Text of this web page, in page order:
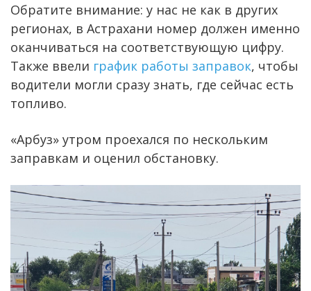
Обратите внимание: у нас не как в других
регионах, в Астрахани номер должен именно
оканчиваться на соответствующую цифру.
Также ввели график работы заправок, чтобы
водители могли сразу знать, где сейчас есть
топливо.
«Арбуз» утром проехался по нескольким
заправкам и оценил обстановку.